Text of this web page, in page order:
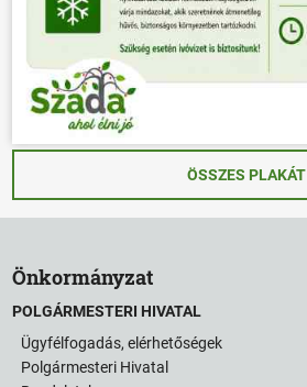
ÖSSZES PLAKÁT
Önkormányzat
POLGÁRMESTERI HIVATAL
Ügyfélfogadás, elérhetőségek
Polgármesteri Hivatal